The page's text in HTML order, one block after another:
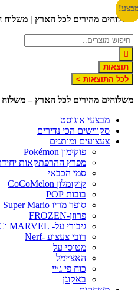
מהירים לכל הארץ | משלוח חינם
תוצאות
לכל התוצאות >
מהירים לכל הארץ – משלוח
מבצעי אוגוסט
סקווישים הכי נדירים
צעצועים ומותגים
פוקימון Pokémon
מפרץ ההרפתקאות יחידת
סמי הכבאי
קוקומלון CoCoMelon
בובות POP
סופר מריו Super Mario
פרוזן-FROZEN
גיבורי על- MARVEL וDC
רובי צעצוע -Nerf
מטוסי על
האצ׳ימל
כוח פי ג׳יי
באקוגן